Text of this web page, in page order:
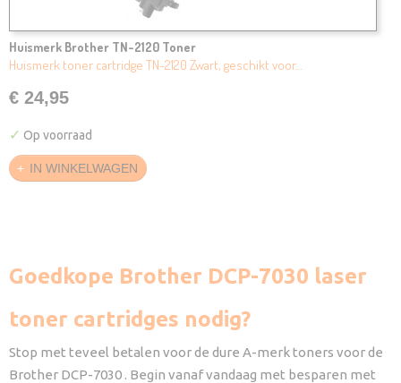
Huismerk Brother TN-2120 Toner
Huismerk toner cartridge TN-2120 Zwart, geschikt voor…
€ 24,95
✓ Op voorraad
IN WINKELWAGEN
Goedkope Brother DCP-7030 laser
toner cartridges nodig?
Stop met teveel betalen voor de dure A-merk toners voor de
Brother DCP-7030 . Begin vanaf vandaag met besparen met